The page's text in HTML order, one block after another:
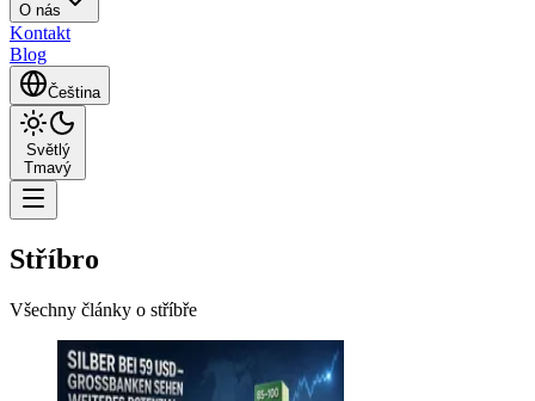
O nás
Kontakt
Blog
Čeština
Světlý
Tmavý
Stříbro
Všechny články o stříbře